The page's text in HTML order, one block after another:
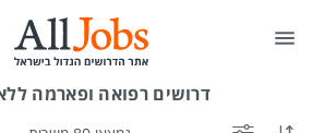
דרושיםרפואה ופארמה ללא